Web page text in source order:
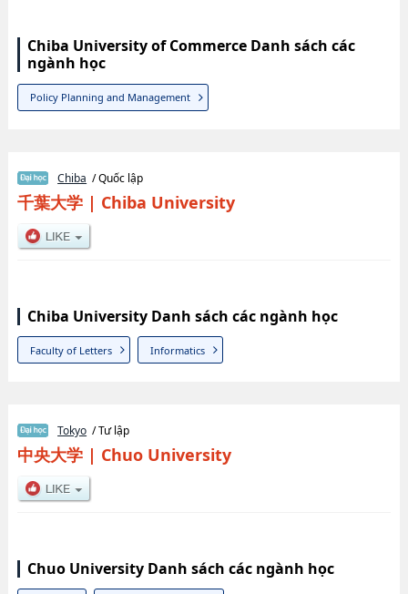
Chiba University of Commerce Danh sách các
ngành học
Policy Planning and Management
Chiba / Quốc lập
千葉大学| Chiba University
Chiba University Danh sách các ngành học
Faculty of Letters Informatics
Tokyo / Tư lập
中央大学| Chuo University
Chuo University Danh sách các ngành học